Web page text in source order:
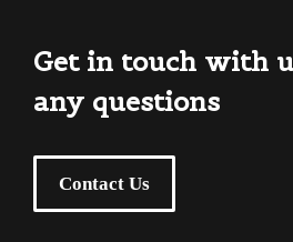
Get in touch with
any questions
Contact Us